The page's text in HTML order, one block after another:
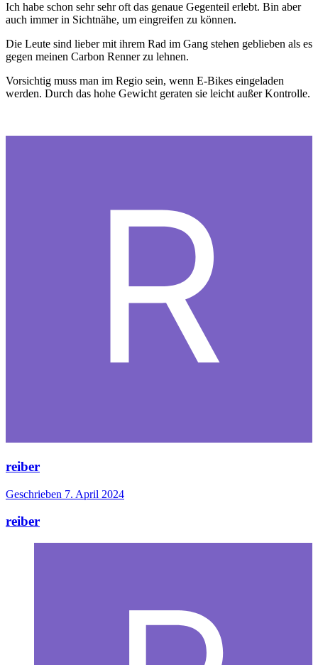
Ich habe schon sehr sehr oft das genaue Gegenteil erlebt. Bin aber
auch immer in Sichtnähe, um eingreifen zu können.
Die Leute sind lieber mit ihrem Rad im Gang stehen geblieben als es
gegen meinen Carbon Renner zu lehnen.
Vorsichtig muss man im Regio sein, wenn E-Bikes eingeladen
werden. Durch das hohe Gewicht geraten sie leicht außer Kontrolle.
reiber
Geschrieben 7. April 2024
reiber